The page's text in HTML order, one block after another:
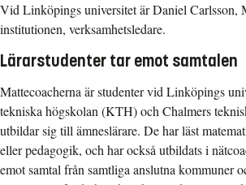
Vid Linköpings universitet är Daniel Carlsson,
institutionen, verksamhetsledare.
Lärarstudenter tar emot samtalen
Mattecoacherna är studenter vid Linköpings
tekniska högskolan (KTH) och Chalmers
utbildar sig till ämneslärare. De har läst
eller pedagogik, och har också utbildats i
emot samtal från samtliga anslutna kommuner